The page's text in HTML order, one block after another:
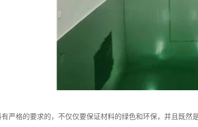
严格的要求的，不仅仅要保证材料的绿色和环保，并且既